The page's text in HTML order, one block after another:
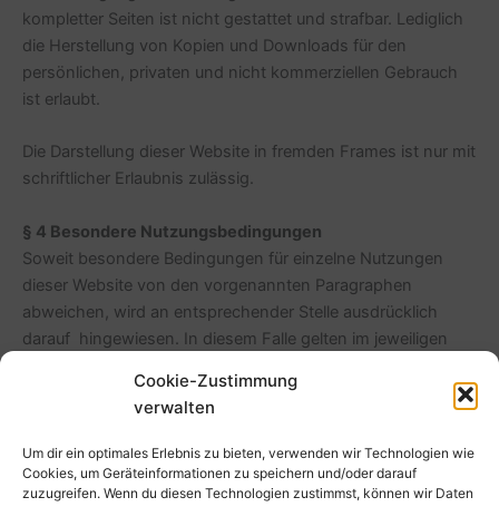
Cookie-Zustimmung
verwalten
Um dir ein optimales Erlebnis zu bieten, verwenden wir Technologien wie
Cookies, um Geräteinformationen zu speichern und/oder darauf
zuzugreifen. Wenn du diesen Technologien zustimmst, können wir Daten
kompletter Seiten ist nicht gestattet und strafbar. Lediglich
die Herstellung von Kopien und Downloads für den
persönlichen, privaten und nicht kommerziellen Gebrauch
ist erlaubt.
Die Darstellung dieser Website in fremden Frames ist nur mit
schriftlicher Erlaubnis zulässig.
§ 4 Besondere Nutzungsbedingungen
Soweit besondere Bedingungen für einzelne Nutzungen
dieser Website von den vorgenannten Paragraphen
abweichen, wird an entsprechender Stelle ausdrücklich
darauf hingewiesen. In diesem Falle gelten im jeweiligen
Stand: 24.03.2023
Quelle: Juraforum.de